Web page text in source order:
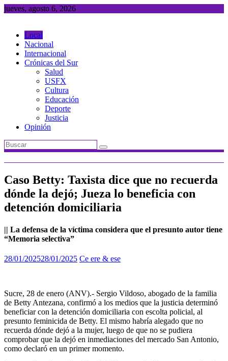
Saltar
jueves, agosto 6, 2026
Local
Nacional
Internacional
Crónicas del Sur
Salud
USFX
Cultura
Educación
Deporte
Justicia
Opinión
Caso Betty: Taxista dice que no recuerda
dónde la dejó; Jueza lo beneficia con
detención domiciliaria
|| La defensa de la víctima considera que el presunto autor tiene
“Memoria selectiva”
28/01/202528/01/2025 Ce ere & ese
Sucre, 28 de enero (ANV).- Sergio Vildoso, abogado de la familia
de Betty Antezana, confirmó a los medios que la justicia determinó
beneficiar con la detención domiciliaria con escolta policial, al
presunto feminicida de Betty. El mismo habría alegado que no
recuerda dónde dejó a la mujer, luego de que no se pudiera
comprobar que la dejó en inmediaciones del mercado San Antonio,
como declaró en un primer momento.